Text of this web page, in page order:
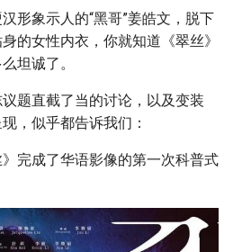
形象示人的“黑哥”姜皓文，脱下
的女性内衣，你就知道《翠丝》
坦诚了。
题直截了当的讨论，以及变装
，似乎都告诉我们：
完成了华语影像的第一次科普式